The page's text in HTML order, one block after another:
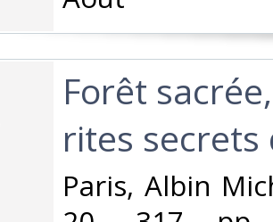
‎Forêt
rites secrets
‎Paris, Albin